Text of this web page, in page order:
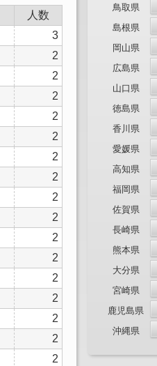
人数
3
2
2
2
2
2
2
2
2
2
2
2
2
2
2
2
2
鳥取県
島根県
岡山県
広島県
山口県
徳島県
香川県
愛媛県
高知県
福岡県
佐賀県
長崎県
熊本県
大分県
宮崎県
鹿児島県
沖縄県